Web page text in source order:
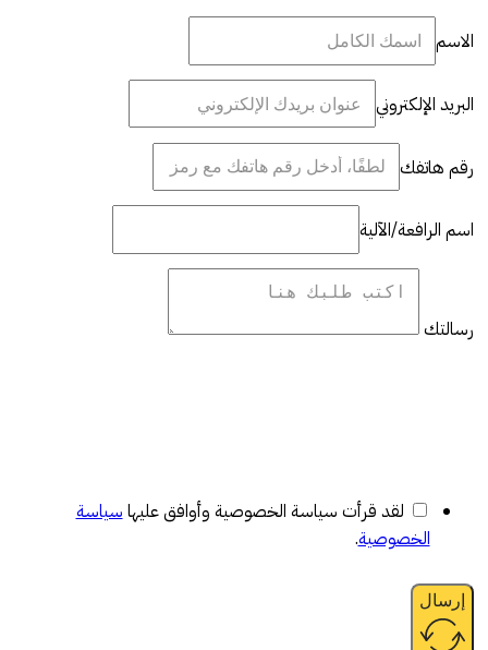
الاسم
البريد الإلكتروني
رقم هاتفك
اسم الرافعة/الآلية
رسالتك
لقد قرأت سياسة الخصوصية وأوافق عليها سياسة
الخصوصية.
إرسال